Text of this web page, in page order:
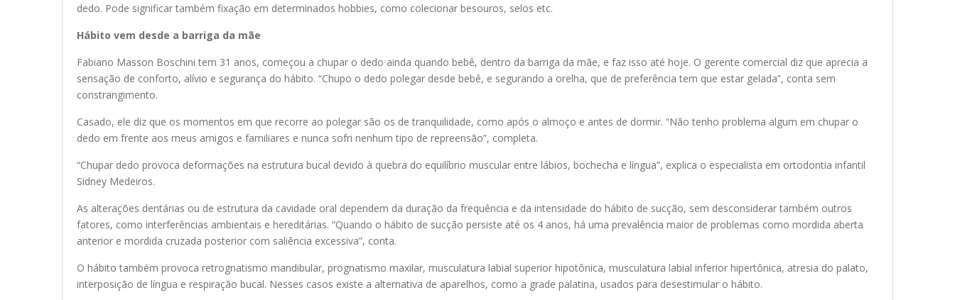
dedo. Pode significar também fixação em determinados hobbies, como colecionar besouros, selos etc.
Hábito vem desde a barriga da mãe
Fabiano Masson Boschini tem 31 anos, começou a chupar o dedo ainda quando bebê, dentro da barriga da mãe, e faz isso até hoje. O gerente comercial diz que aprecia a
sensação de conforto, alívio e segurança do hábito. “Chupo o dedo polegar desde bebê, e segurando a orelha, que de preferência tem que estar gelada”, conta sem
constrangimento.
Casado, ele diz que os momentos em que recorre ao polegar são os de tranquilidade, como após o almoço e antes de dormir. “Não tenho problema algum em chupar o
dedo em frente aos meus amigos e familiares e nunca sofri nenhum tipo de repreensão”, completa.
“Chupar dedo provoca deformações na estrutura bucal devido à quebra do equilíbrio muscular entre lábios, bochecha e língua”, explica o especialista em ortodontia infantil
Sidney Medeiros.
As alterações dentárias ou de estrutura da cavidade oral dependem da duração da frequência e da intensidade do hábito de sucção, sem desconsiderar também outros
fatores, como interferências ambientais e hereditárias. “Quando o hábito de sucção persiste até os 4 anos, há uma prevalência maior de problemas como mordida aberta
anterior e mordida cruzada posterior com saliência excessiva”, conta.
O hábito também provoca retrognatismo mandibular, prognatismo maxilar, musculatura labial superior hipotônica, musculatura labial inferior hipertônica, atresia do palato,
interposição de língua e respiração bucal. Nesses casos existe a alternativa de aparelhos, como a grade palatina, usados para desestimular o hábito.